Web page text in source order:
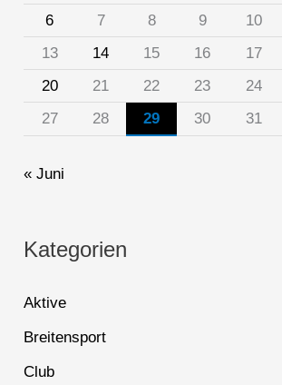
6
7 8 9 10
13
14 15 16 17
20
21 22 23 24
27
28 29 30 31
« Juni
Kategorien
Aktive
Breitensport
Club